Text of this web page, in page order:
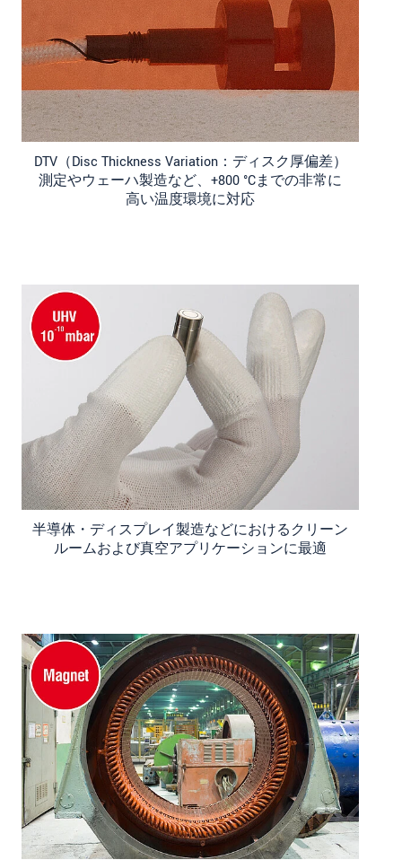
DTV（Disc Thickness Variation：ディスク厚偏差）
測定やウェーハ製造など、+800 °Cまでの非常に
高い温度環境に対応
半導体・ディスプレイ製造などにおけるクリーン
ルームおよび真空アプリケーションに最適